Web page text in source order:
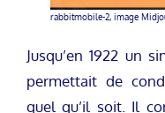
rabbitmobile-2, image
Jusqu’en 1922 un
permettait de
quel qu’il soit. Il